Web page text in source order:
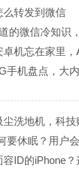
么转发到微信
的微信冷知识
卓机忘在家里
手机盘点，大
尘洗地机，科
要休眠？用户
ID的iPhone